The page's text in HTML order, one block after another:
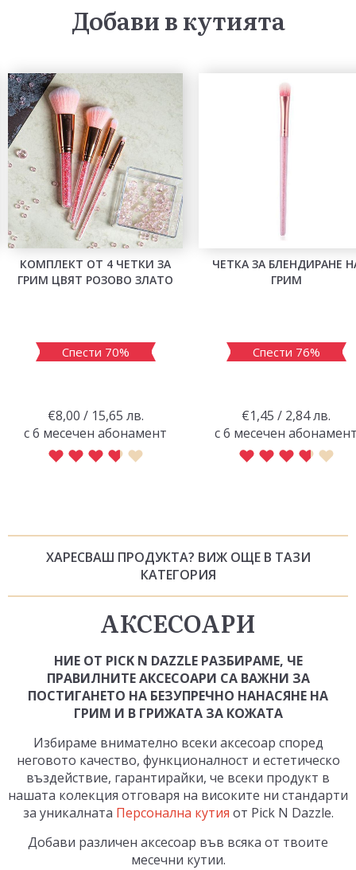
Добави в кутията
КОМПЛЕКТ ОТ 4 ЧЕТКИ ЗА
ГРИМ ЦВЯТ РОЗОВО ЗЛАТО
Спести 70%
€8,00 / 15,65 лв.
с 6 месечен абонамент
ЧЕТКА ЗА БЛЕНДИРАНЕ
ГРИМ
Спести 76%
€1,45 / 2,84 лв.
с 6 месечен
ХАРЕСВАШ ПРОДУКТА? ВИЖ ОЩЕ В ТАЗИ
КАТЕГОРИЯ
АКСЕСОАРИ
НИЕ ОТ PICK N DAZZLE РАЗБИРАМЕ, ЧЕ
ПРАВИЛНИТЕ АКСЕСОАРИ СА ВАЖНИ ЗА
ПОСТИГАНЕТО НА БЕЗУПРЕЧНО НАНАСЯНЕ НА
ГРИМ И В ГРИЖАТА ЗА КОЖАТА
Избираме внимателно всеки аксесоар според
неговото качество, функционалност и естетическо
въздействие, гарантирайки, че всеки продукт в
нашата колекция отговаря на високите ни стандарти
за уникалната Персонална кутия от Pick N Dazzle.
Добави различен аксесоар във всяка от твоите
месечни кутии.